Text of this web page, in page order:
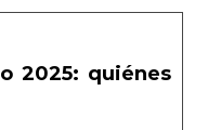
2025: quiénes